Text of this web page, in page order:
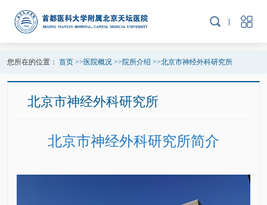
您所在的位置： 首页>>医院概况>>院所介绍 >>北京市神经外科研究所
北京市神经外科研究所
北京市神经外科研究所简介